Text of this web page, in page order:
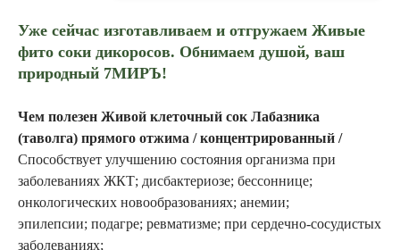
Уже сейчас изготавливаем и отгружаем Живые
фито соки дикоросов. Обнимаем душой, ваш
природный 7МИРЪ!
Чем полезен Живой клеточный сок Лабазника
(таволга) прямого отжима / концентрированный /
Способствует улучшению состояния организма при
заболеваниях ЖКТ; дисбактериозе; бессоннице;
онкологических новообразованиях; анемии;
эпилепсии; подагре; ревматизме; при сердечно-сосудистых
заболеваниях;